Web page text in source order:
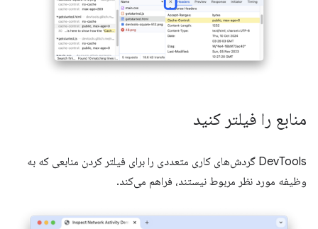
منابع را فیلتر کنید
DevTools گردش‌های کاری متعددی را برای فیلتر کردن منابعی که به
وظیفه مورد نظر مربوط نیستند، فراهم می‌کند.